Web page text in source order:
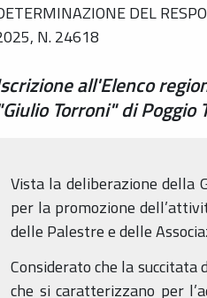
DEL
N. 24618
all'Elenco
Torroni" di Poggio
Vista la deliberazione della
per la promozione
delle Palestre e delle
Considerato che la succitata
che si caratterizzano per